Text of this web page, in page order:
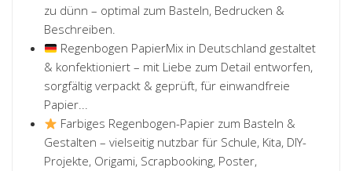
zu dünn – optimal zum Basteln, Bedrucken &
Beschreiben.
Regenbogen PapierMix in Deutschland gestaltet
& konfektioniert – mit Liebe zum Detail entworfen,
sorgfältig verpackt & geprüft, für einwandfreie
Papier...
Farbiges Regenbogen-Papier zum Basteln &
Gestalten – vielseitig nutzbar für Schule, Kita, DIY-
Projekte, Origami, Scrapbooking, Poster,